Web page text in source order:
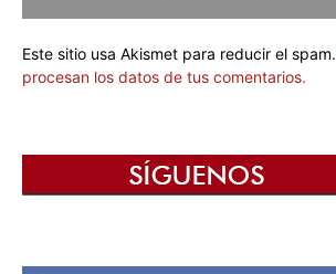
Este sitio usa Akismet para reducir el spam.
procesan los datos de tus comentarios.